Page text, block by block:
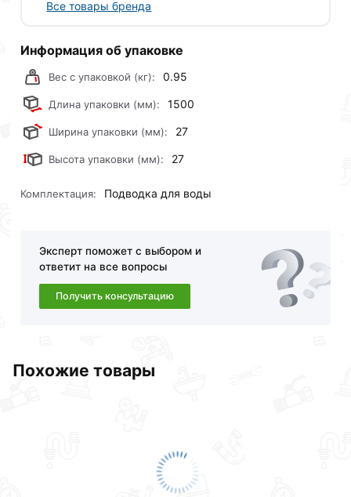
Все товары бренда
Информация об упаковке
Вес с упаковкой (кг): 0.95
Длина упаковки (мм): 1500
Ширина упаковки (мм): 27
Высота упаковки (мм): 27
Комплектация: Подводка для воды
Эксперт поможет с выбором и
ответит на все вопросы
Получить консультацию
Похожие товары